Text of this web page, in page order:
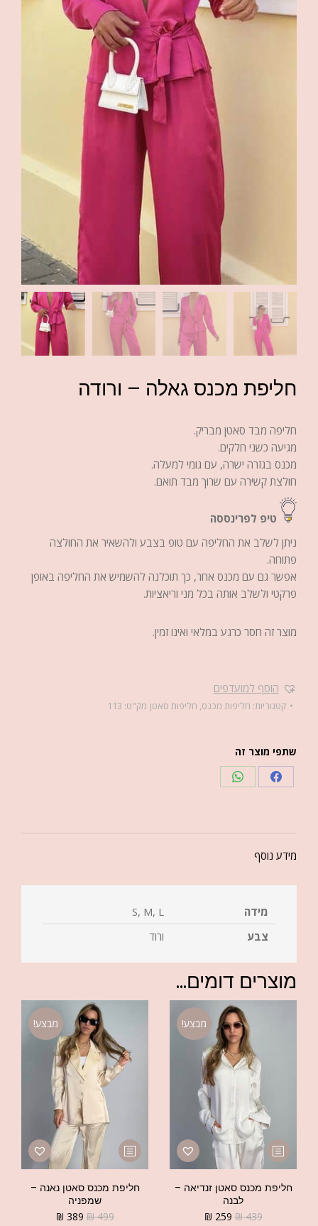
חליפת מכנס גאלה – ורודה
חליפה מבד סאטן מבריק.
מגיעה כשני חלקים.
מכנס בגזרה ישרה, עם גומי למעלה.
חולצת קשירה עם שרוך מבד תואם.
טיפ לפרינססה
ניתן לשלב את החליפה עם טופ בצבע ולהשאיר את החולצה
פתוחה.
אפשר גם עם מכנס אחר, כך תוכלנה להשמיש את החליפה באופן
פרקטי ולשלב אותה בכל מני וריאציות.
מוצר זה חסר כרגע במלאי ואינו זמין.
הוסף למועדפים
קטגוריות: חליפות מכנס חליפות סאטן מק"ט: 113
שתפי מוצר זה
מידע נוסף
מידה
S, M, L
צבע
ורוד
מוצרים דומים...
מבצע!
חליפת מכנס סאטן זנדיאה –
לבנה
₪439
₪ 259
מבצע!
חליפת מכנס סאטן נאנה –
שמפניה
₪499
₪ 389